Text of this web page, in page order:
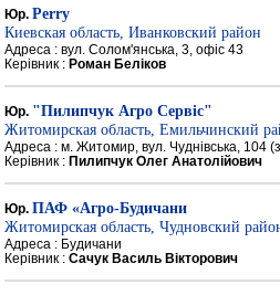
Юр. Perry
Киевская область, Иванковский район
Адреса : вул. Солом'янська, 3, офіс 43
Керівник : Роман Беліков
Юр. "Пилипчук Агро Сервіс"
Житомирская область, Емильчинский
Адреса : м. Житомир, вул. Чуднівська, 104
Керівник : Пилипчук Олег Анатолійович
Юр. ПАФ «Агро-Будичани
Житомирская область, Чудновский
Адреса : Будичани
Керівник : Сачук Василь Вікторович